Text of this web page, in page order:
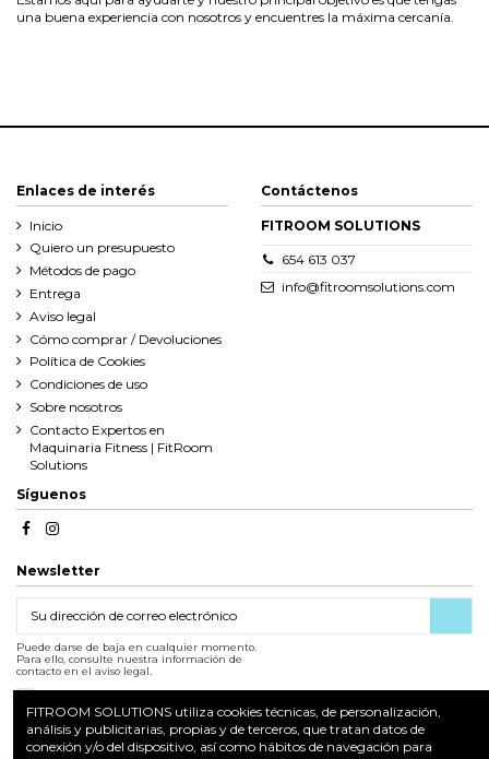
una buena experiencia con nosotros y encuentres la máxima cercanía.
Enlaces de interés
Inicio
Quiero un presupuesto
Métodos de pago
Entrega
Aviso legal
Cómo comprar / Devoluciones
Política de Cookies
Condiciones de uso
Sobre nosotros
Contacto Expertos en
Maquinaria Fitness | FitRoom
Solutions
Contáctenos
FITROOM SOLUTIONS
654 613 037
info@fitroomsolutions.com
Síguenos
Newsletter
Puede darse de baja en cualquier momento.
Para ello, consulte nuestra información de
contacto en el aviso legal.
FITROOM SOLUTIONS utiliza cookies técnicas, de personalización,
análisis y publicitarias, propias y de terceros, que tratan datos de
conexión y/o del dispositivo, así como hábitos de navegación para